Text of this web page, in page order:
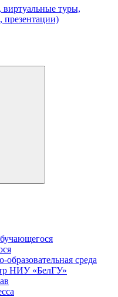
виртуальные туры,
презентации)
среда
НИУ «БелГУ»